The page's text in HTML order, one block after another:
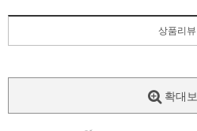
상품리뷰
확대